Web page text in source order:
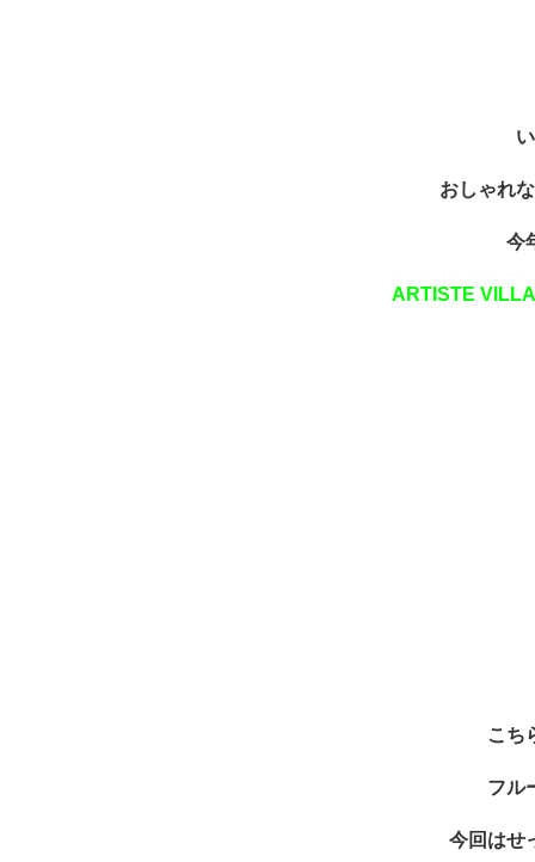
おしゃれ
今
ARTISTE
こち
フル
今回はせ